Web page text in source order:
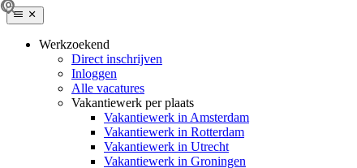
Werkzoekend
Direct inschrijven
Inloggen
Alle vacatures
Vakantiewerk per plaats
Vakantiewerk in Amsterdam
Vakantiewerk in Rotterdam
Vakantiewerk in Utrecht
Vakantiewerk in Groningen